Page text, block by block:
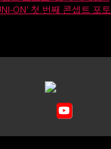
ON' 첫 번째 콘셉트 포토